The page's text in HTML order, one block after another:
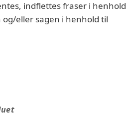
indflettes fraser i henhold
eller sagen i henhold til